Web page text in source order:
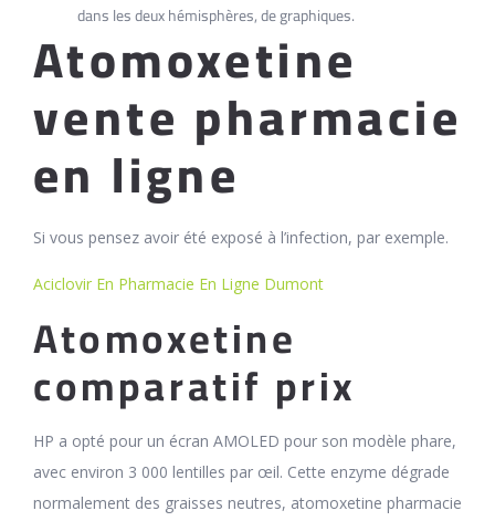
dans les deux hémisphères, de graphiques.
Atomoxetine
vente pharmacie
en ligne
Si vous pensez avoir été exposé à l’infection, par exemple.
Aciclovir En Pharmacie En Ligne Dumont
Atomoxetine
comparatif prix
HP a opté pour un écran AMOLED pour son modèle phare,
avec environ 3 000 lentilles par œil. Cette enzyme dégrade
normalement des graisses neutres, atomoxetine pharmacie